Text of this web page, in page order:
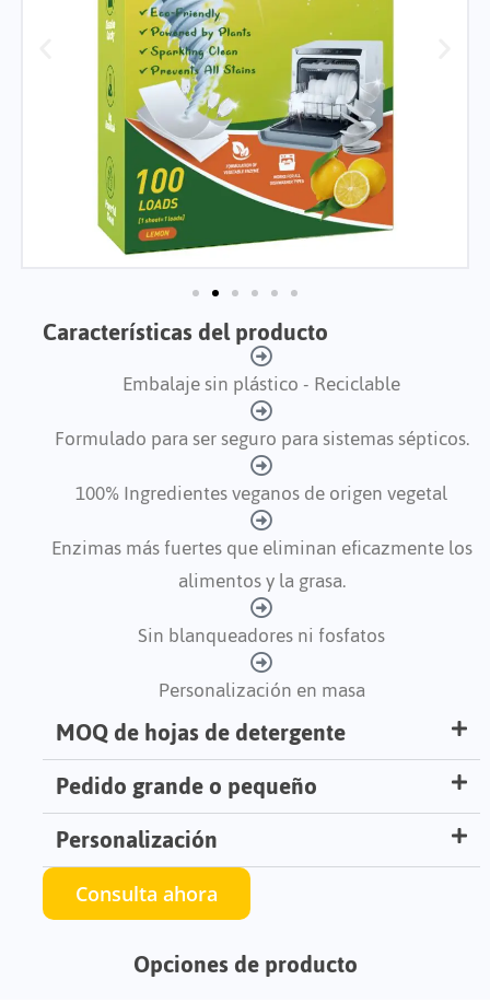
Características del producto
Embalaje sin plástico - Reciclable
Formulado para ser seguro para sistemas sépticos.
100% Ingredientes veganos de origen vegetal
Enzimas más fuertes que eliminan eficazmente los
alimentos y la grasa.
Sin blanqueadores ni fosfatos
Personalización en masa
MOQ de hojas de detergente
Pedido grande o pequeño
Personalización
Consulta ahora
Opciones de producto